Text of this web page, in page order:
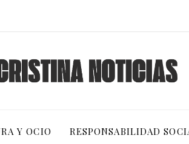
Y OCIO RESPONSABILIDAD